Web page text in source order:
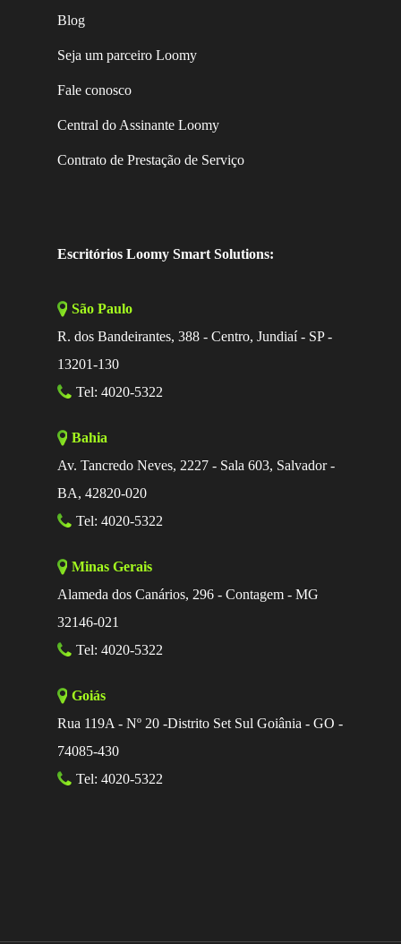
Blog
Seja um parceiro Loomy
Fale conosco
Central do Assinante Loomy
Contrato de Prestação de Serviço
Escritórios Loomy Smart Solutions:
São Paulo
R. dos Bandeirantes, 388 - Centro, Jundiaí - SP -
13201-130
Tel: 4020-5322
Bahia
Av. Tancredo Neves, 2227 - Sala 603, Salvador -
BA, 42820-020
Tel: 4020-5322
Minas Gerais
Alameda dos Canários, 296 - Contagem - MG
32146-021
Tel: 4020-5322
Goiás
Rua 119A - Nº 20 -Distrito Set Sul Goiânia - GO -
74085-430
Tel: 4020-5322